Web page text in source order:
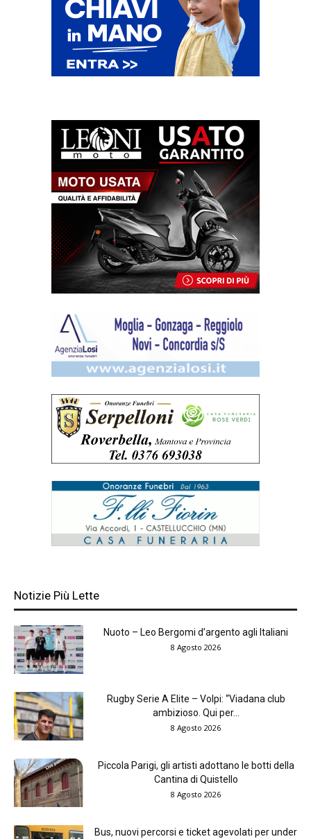
Notizie Più Lette
Nuoto – Leo Bergomi d’argento agli Italiani
8 Agosto 2026
Rugby Serie A Elite – Volpi: “Viadana club
ambizioso. Qui per...
8 Agosto 2026
Piccola Parigi, gli artisti adottano le botti della
Cantina di Quistello
8 Agosto 2026
Bus, nuovi percorsi e ticket agevolati per under